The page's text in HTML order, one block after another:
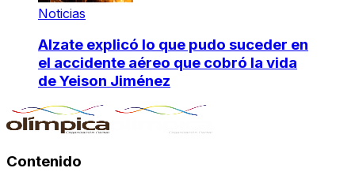
Noticias
Alzate explicó lo que pudo suceder en
el accidente aéreo que cobró la vida
de Yeison Jiménez
Contenido